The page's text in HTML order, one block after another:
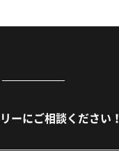
ーにご相談ください！